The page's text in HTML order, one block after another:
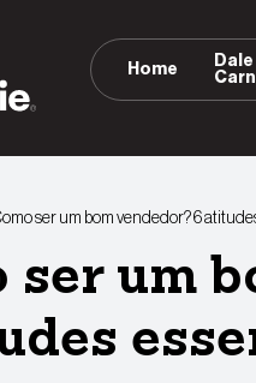
Home
Dale
ser um bom vendedor? 6
ser um